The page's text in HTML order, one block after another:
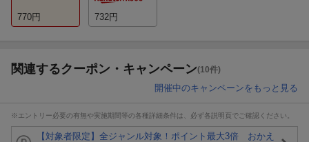
770円 732円
関連するクーポン・キャンペーン(10件)
開催中のキャンペーンをもっと見る
※エントリー必要の有無や実施期間等の各種詳細条件は、必ず各説明頁でご確認ください。
【対象者限定】全ジャンル対象！ポイント最大3倍 おかえ